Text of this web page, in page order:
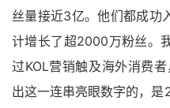
丝量接近3亿。他们都成功
计增长了超2000万粉丝。
过KOL营销触及海外消费
出这一连串亮眼数字的，